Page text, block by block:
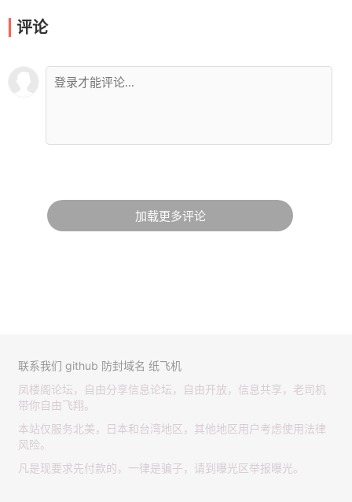
评论
加载更多评论
联系我们 github 防封域名 纸飞机
凤楼阁论坛，自由分享信息论坛，自由开放，信息共享，老司机
带你自由飞翔。
本站仅服务北美，日本和台湾地区，其他地区用户考虑使用法律
风险。
凡是现要求先付款的，一律是骗子，请到曝光区举报曝光。